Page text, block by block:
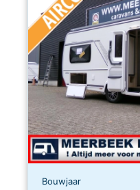
Bouwjaar